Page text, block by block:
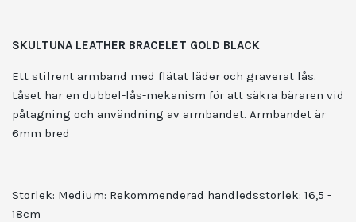
SKULTUNA LEATHER BRACELET GOLD BLACK
Ett stilrent armband med flätat läder och graverat lås.
Låset har en dubbel-lås-mekanism för att säkra bäraren vid
påtagning och användning av armbandet. Armbandet är
6mm bred
Storlek: Medium: Rekommenderad handledsstorlek: 16,5 -
18cm